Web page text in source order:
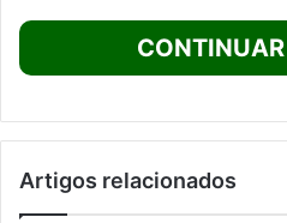
Artigos relacionados